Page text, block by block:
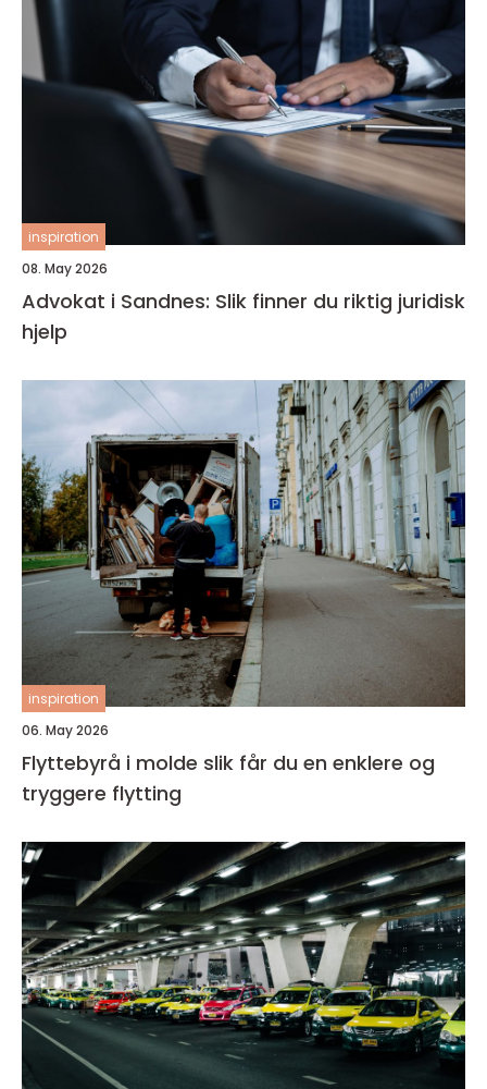
inspiration
08. May 2026
Advokat i Sandnes: Slik finner du riktig juridisk
hjelp
inspiration
06. May 2026
Flyttebyrå i molde slik får du en enklere og
tryggere flytting